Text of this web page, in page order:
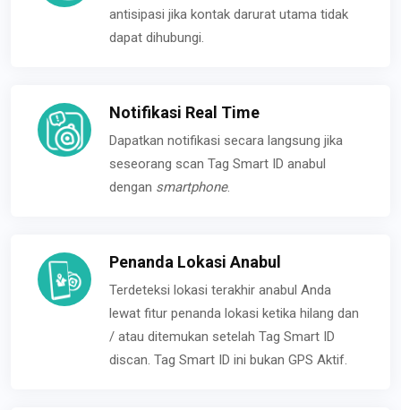
antisipasi jika kontak darurat utama tidak
dapat dihubungi.
Notifikasi Real Time
Dapatkan notifikasi secara langsung jika
seseorang scan Tag Smart ID anabul
dengan smartphone.
Penanda Lokasi Anabul
Terdeteksi lokasi terakhir anabul Anda
lewat fitur penanda lokasi ketika hilang dan
/ atau ditemukan setelah Tag Smart ID
discan. Tag Smart ID ini bukan GPS Aktif.